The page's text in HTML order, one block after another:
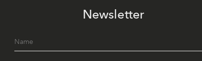
Newsletter